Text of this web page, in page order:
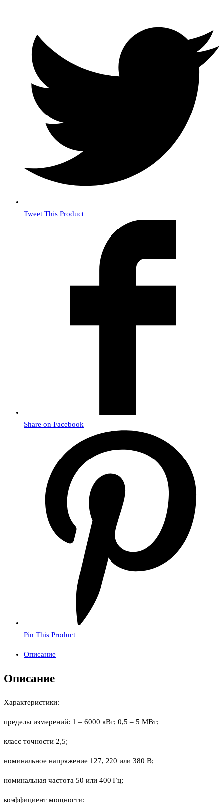
Tweet This Product
Share on Facebook
Pin This Product
Описание
Описание
Характеристики:
пределы измерений: 1 – 6000 кВт; 0,5 – 5 МВт;
класс точности 2,5;
номинальное напряжение 127, 220 или 380 В;
номинальная частота 50 или 400 Гц;
коэффициент мощности: